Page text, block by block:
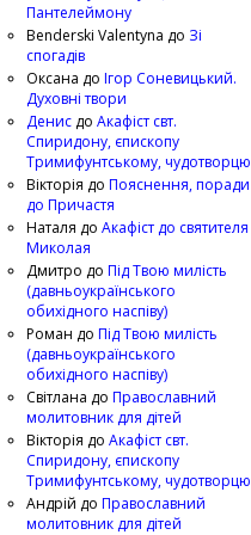
Пантелеймону
Benderski Valentyna до Зі
спогадів
Оксана до Ігор Соневицький.
Духовні твори
Денис до Акафіст свт.
Спиридону, єпископу
Тримифунтському, чудотворцю
Вікторія до Пояснення, поради
до Причастя
Наталя до Акафіст до святителя
Миколая
Дмитро до Під Твою милість
(давньоукраїнського
обихідного наспіву)
Роман до Під Твою милість
(давньоукраїнського
обихідного наспіву)
Світлана до Православний
молитовник для дітей
Вікторія до Акафіст свт.
Спиридону, єпископу
Тримифунтському, чудотворцю
Андрій до Православний
молитовник для дітей